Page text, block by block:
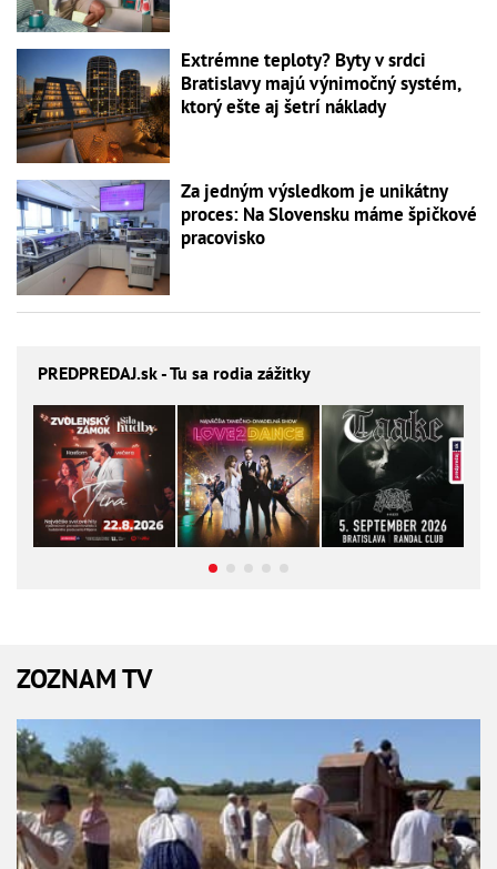
Extrémne teploty? Byty v srdci
Bratislavy majú výnimočný systém,
ktorý ešte aj šetrí náklady
Za jedným výsledkom je unikátny
proces: Na Slovensku máme špičkové
pracovisko
PREDPREDAJ.sk - Tu sa rodia zážitky
ZOZNAM TV